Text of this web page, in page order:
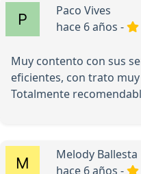
Paco Vives
hace 6 años -
Muy contento con sus
eficientes, con trato
Totalmente
Melody Ballesta
hace 6 años -